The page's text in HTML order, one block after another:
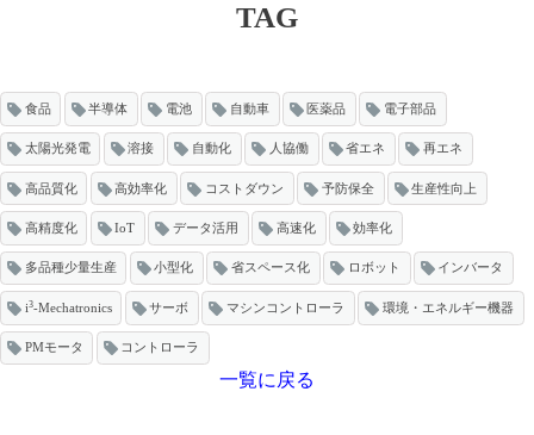
TAG
食品 半導体 電池 自動車 医薬品 電子部品
太陽光発電 溶接 自動化 人協働 省エネ 再エネ
高品質化 高効率化 コストダウン 予防保全 生産性向上
高精度化 IoT データ活用 高速化 効率化
多品種少量生産 小型化 省スペース化 ロボット インバータ
i3-Mechatronics サーボ マシンコントローラ 環境・エネルギー機器
PMモータ コントローラ
一覧に戻る